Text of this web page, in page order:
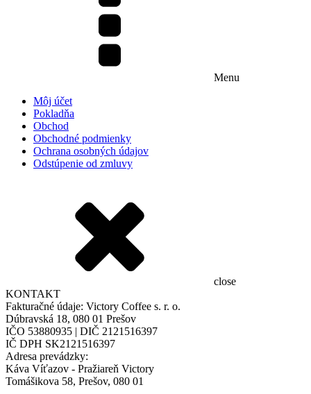
Menu
Môj účet
Pokladňa
Obchod
Obchodné podmienky
Ochrana osobných údajov
Odstúpenie od zmluvy
close
KONTAKT
Fakturačné údaje: Victory Coffee s. r. o.
Dúbravská 18, 080 01 Prešov
IČO 53880935 | DIČ 2121516397
IČ DPH SK2121516397
Adresa prevádzky:
Káva Víťazov - Pražiareň Victory
Tomášikova 58, Prešov, 080 01